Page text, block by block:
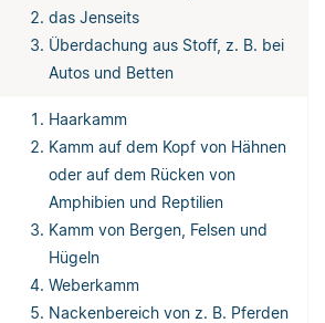
das Jenseits
Überdachung aus Stoff, z. B. bei
Autos und Betten
Haarkamm
Kamm auf dem Kopf von Hähnen
oder auf dem Rücken von
Amphibien und Reptilien
Kamm von Bergen, Felsen und
Hügeln
Weberkamm
Nackenbereich von z. B. Pferden